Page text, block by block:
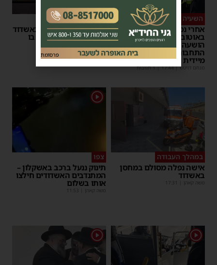
השעיה מיידית
אחרי נסיעת האימים
באוטובוס מאשדוד: הנהג
הושעה מתפקידו – משרד
התחבורה הורה על בדיקה
מיידית
מנחם דויטש |
17:44 | 1 תגובות
ליבו שב לפעום
אדם התמוטט בביתו באשדוד
– כוחות ההצלה ביצעו בו
פעולות החייאה
מנחם דויטש |
במהלך העבודה
אישה נפלה מסולם במחסן
באשדוד
משה קאהן 17:31
1
צפו
תינוק ננעל ברכב באשקלון –
המתנדבים האשדודים חילצו
אותו בשלום
משה קאהן 11:53
1
1
פרסומת